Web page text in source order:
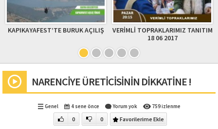
KAPIKAYAFEST’TE BURUK AÇILIŞ
VERİMLİ TOPRAKLARIMIZ TANITIM
18 06 2017
NARENCİYE ÜRETİCİSİNİN DİKKATİNE !
Genel 4 sene önce Yorum yok 759 izlenme
0 0 Favorilerime Ekle